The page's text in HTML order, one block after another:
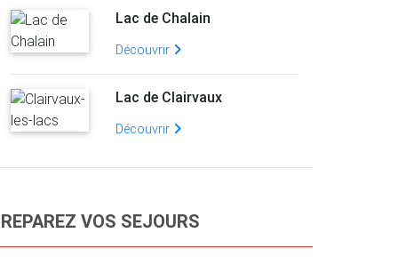
Lac de Chalain
Découvrir
Lac de Clairvaux
Découvrir
VOS SEJOURS